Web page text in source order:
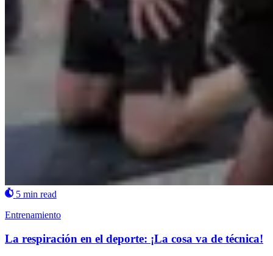
5 min read
Entrenamiento
La respiración en el deporte: ¡La cosa va de técnica!